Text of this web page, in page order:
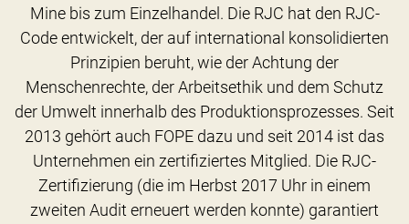
Mine bis zum Einzelhandel. Die RJC hat den RJC-
Code entwickelt, der auf international konsolidierten
Prinzipien beruht, wie der Achtung der
Menschenrechte, der Arbeitsethik und dem Schutz
der Umwelt innerhalb des Produktionsprozesses. Seit
2013 gehört auch FOPE dazu und seit 2014 ist das
Unternehmen ein zertifiziertes Mitglied. Die RJC-
Zertifizierung (die im Herbst 2017 Uhr in einem
zweiten Audit erneuert werden konnte) garantiert